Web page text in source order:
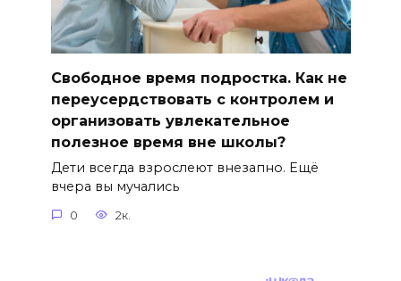
Свободное время подростка. Как не
переусердствовать с контролем и
организовать увлекательное
полезное время вне школы?
Дети всегда взрослеют внезапно. Ещё
вчера вы мучались
0 2к.